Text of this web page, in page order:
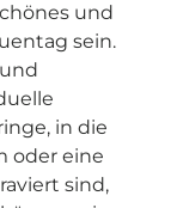
und
sein.
in die
oder eine
sind,